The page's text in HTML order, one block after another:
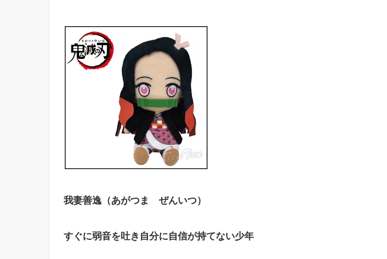
我妻善逸（あがつま ぜんいつ）
すぐに弱音を吐き自分に自信が持てない少年